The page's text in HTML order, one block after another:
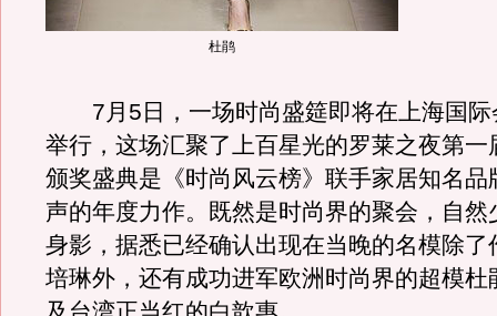
杜鹃
7月5日，一场时尚盛筵即将在上海国际
举行，这场汇聚了上百星光的罗莱之夜第一
颁奖盛典是《时尚风云榜》联手家居知名品
声的年度力作。既然是时尚界的聚会，自然
身影，据悉已经确认出现在当晚的名模除了
培琳外，还有成功进军欧洲时尚界的超模杜